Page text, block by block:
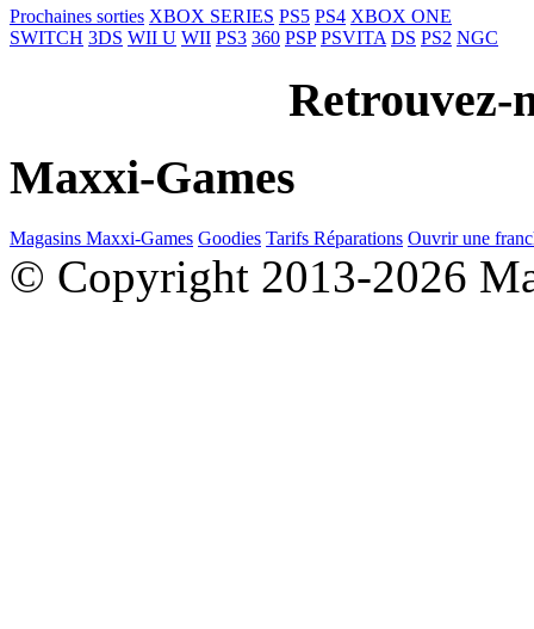
Prochaines sorties XBOX SERIES PS5 PS4 XBOX ONE
SWITCH 3DS WII U WII PS3 360 PSP PSVITA DS PS2 NGC
Retrouvez-
Maxxi-Games
Magasins Maxxi-Games Goodies Tarifs Réparations Ouvrir une
© Copyright 2013-2026